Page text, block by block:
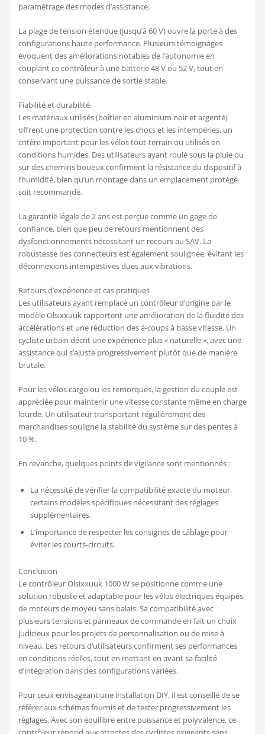
paramétrage des modes d’assistance.
La plage de tension étendue (jusqu’à 60 V) ouvre la porte à des
configurations haute performance. Plusieurs témoignages
évoquent des améliorations notables de l’autonomie en
couplant ce contrôleur à une batterie 48 V ou 52 V, tout en
conservant une puissance de sortie stable.
Fiabilité et durabilité
Les matériaux utilisés (boîtier en aluminium noir et argenté)
offrent une protection contre les chocs et les intempéries, un
critère important pour les vélos tout-terrain ou utilisés en
conditions humides. Des utilisateurs ayant roulé sous la pluie ou
sur des chemins boueux confirment la résistance du dispositif à
l’humidité, bien qu’un montage dans un emplacement protégé
soit recommandé.
La garantie légale de 2 ans est perçue comme un gage de
confiance, bien que peu de retours mentionnent des
dysfonctionnements nécessitant un recours au SAV. La
robustesse des connecteurs est également soulignée, évitant les
déconnexions intempestives dues aux vibrations.
Retours d’expérience et cas pratiques
Les utilisateurs ayant remplacé un contrôleur d’origine par le
modèle Olsixxuuk rapportent une amélioration de la fluidité des
accélérations et une réduction des à-coups à basse vitesse. Un
cycliste urbain décrit une expérience plus « naturelle », avec une
assistance qui s’ajuste progressivement plutôt que de manière
brutale.
Pour les vélos cargo ou les remorques, la gestion du couple est
appréciée pour maintenir une vitesse constante même en charge
lourde. Un utilisateur transportant régulièrement des
marchandises souligne la stabilité du système sur des pentes à
10 %.
En revanche, quelques points de vigilance sont mentionnés :
La nécessité de vérifier la compatibilité exacte du moteur,
certains modèles spécifiques nécessitant des réglages
supplémentaires.
L’importance de respecter les consignes de câblage pour
éviter les courts-circuits.
Conclusion
Le contrôleur Olsixxuuk 1000 W se positionne comme une
solution robuste et adaptable pour les vélos électriques équipés
de moteurs de moyeu sans balais. Sa compatibilité avec
plusieurs tensions et panneaux de commande en fait un choix
judicieux pour les projets de personnalisation ou de mise à
niveau. Les retours d’utilisateurs confirment ses performances
en conditions réelles, tout en mettant en avant sa facilité
d’intégration dans des configurations variées.
Pour ceux envisageant une installation DIY, il est conseillé de se
référer aux schémas fournis et de tester progressivement les
réglages. Avec son équilibre entre puissance et polyvalence, ce